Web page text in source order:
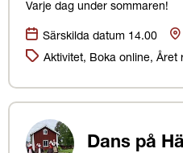
Varje dag under sommaren!
Datum:
Särskilda datum 14.00
Kategorier:
Aktivitet, Boka online, Året
Dans på